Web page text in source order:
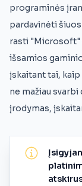
programinės
pardavinėti
rasti "Microsoft"
išsamios
įskaitant tai,
ne mažiau
įrodymas,